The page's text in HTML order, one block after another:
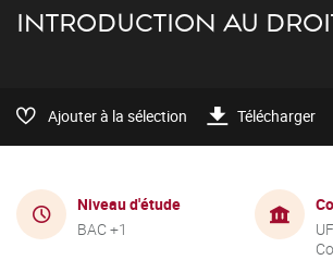
INTRODUCTION AU
Ajouter à la sélection Télécharger
Niveau d'étude
BAC +1